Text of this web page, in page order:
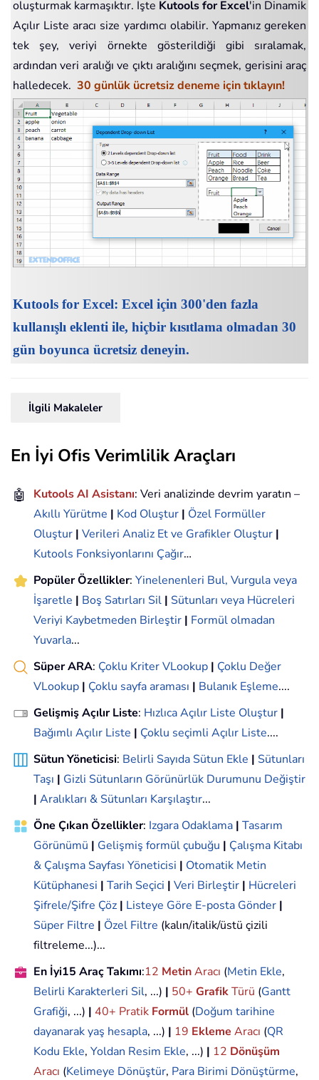
oluşturmak karmaşıktır. İşte Kutools for Excel'in Dinamik
Açılır Liste aracı size yardımcı olabilir. Yapmanız gereken
tek şey, veriyi örnekte gösterildiği gibi sıralamak,
ardından veri aralığı ve çıktı aralığını seçmek, gerisini araç
halledecek. 30 günlük ücretsiz deneme için tıklayın!
Kutools for Excel: Excel için 300'den fazla
kullanışlı eklenti ile, hiçbir kısıtlama olmadan 30
gün boyunca ücretsiz deneyin.
İlgili Makaleler
En İyi Ofis Verimlilik Araçları
🤖 Kutools AI Asistanı: Veri analizinde devrim yaratın –
Akıllı Yürütme | Kod Oluştur | Özel Formüller
Oluştur | Verileri Analiz Et ve Grafikler Oluştur |
Kutools Fonksiyonlarını Çağır…
Popüler Özellikler: Yinelenenleri Bul, Vurgula veya
İşaretle | Boş Satırları Sil | Sütunları veya Hücreleri
Veriyi Kaybetmeden Birleştir | Formül olmadan
Yuvarla...
Süper ARA: Çoklu Kriter VLookup | Çoklu Değer
VLookup | Çoklu sayfa araması | Bulanık Eşleme....
Gelişmiş Açılır Liste: Hızlıca Açılır Liste Oluştur |
Bağımlı Açılır Liste | Çoklu seçimli Açılır Liste....
Sütun Yöneticisi: Belirli Sayıda Sütun Ekle | Sütunları
Taşı | Gizli Sütunların Görünürlük Durumunu Değiştir
| Aralıkları & Sütunları Karşılaştır...
Öne Çıkan Özellikler: Izgara Odaklama | Tasarım
Görünümü | Gelişmiş formül çubuğu | Çalışma Kitabı
& Çalışma Sayfası Yöneticisi | Otomatik Metin
Kütüphanesi | Tarih Seçici | Veri Birleştir | Hücreleri
Şifrele/Şifre Çöz | Listeye Göre E-posta Gönder |
Süper Filtre | Özel Filtre (kalın/italik/üstü çizili
filtreleme...)...
En İyi15 Araç Takımı:12 MetinAracı (Metin Ekle,
Belirli Karakterleri Sil, ...) | 50+ GrafikTürü (Gantt
Grafiği, ...) | 40+ Pratik Formül (Doğum tarihine
dayanarak yaş hesapla, ...) | 19 Ekleme Aracı (QR
Kodu Ekle, Yoldan Resim Ekle, ...) | 12 Dönüşüm
Aracı (Kelimeye Dönüştür, Para Birimi Dönüştürme,